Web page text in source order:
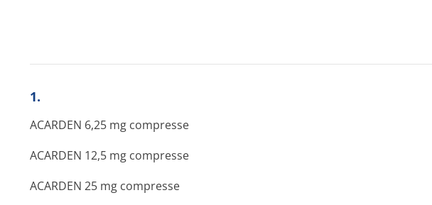
1.
ACARDEN 6,25 mg compresse
ACARDEN 12,5 mg compresse
ACARDEN 25 mg compresse